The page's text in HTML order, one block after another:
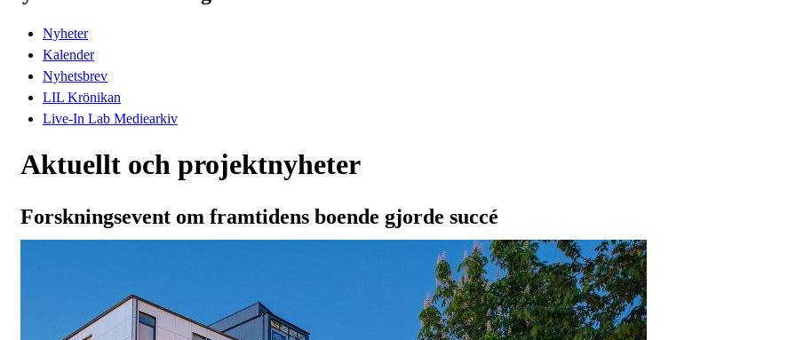
Nyheter
Kalender
Nyhetsbrev
LIL Krönikan
Live-In Lab Mediearkiv
Aktuellt och projektnyheter
Forskningsevent om framtidens boende gjorde succé